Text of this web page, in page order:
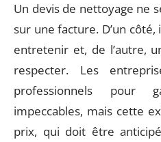
Un devis de nettoyage ne
sur une facture. D’un
entretenir et, de l’autre,
respecter. Les
professionnels pour
impeccables, mais cette
prix, qui doit être